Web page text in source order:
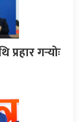
गर्‍योः